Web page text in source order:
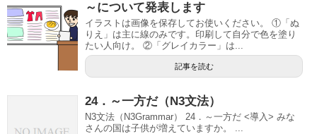
～について発表します
イラストは画像を保存してお使いください。 ①「ぬ
りえ」は主に線のみです。印刷して自分で色を塗り
たい人向け。 ②「グレイカラー」は...
記事を読む
24．～一方だ（N3文法）
N3文法（N3Grammar） 24．～一方だ <導入> みな
さんの国は子供が増えていますか。 ...